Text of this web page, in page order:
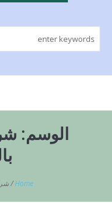
الوسم:
Home
/